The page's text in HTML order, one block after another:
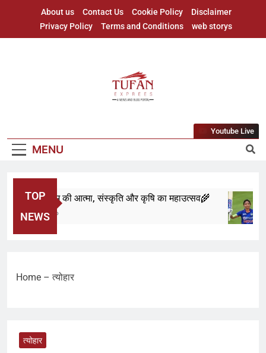
About us Contact Us Cookie Policy
Disclaimer
Privacy Policy
Terms and Conditions web storys
MENU
Youtube Live
TOP
NEWS
बिहू: असम की आत्मा, संस्कृति और कृषि का महाउत्सव🌾
Ago
Home –त्योहार
त्योहार